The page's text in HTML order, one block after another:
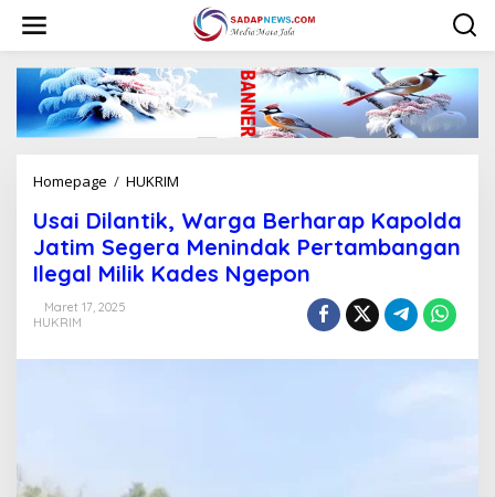
w
Homepage / HUKRIM
a
D
i
t
Usai Dilantik, Warga Berharap Kapolda
Jatim Segera Menindak Pertambangan
Ilegal Milik Kades Ngepon
Maret 17, 2025
HUKRIM